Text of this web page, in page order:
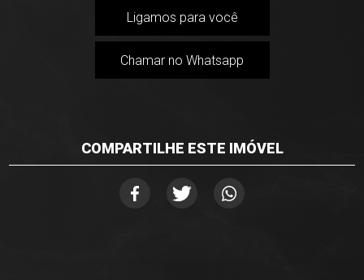
Ligamos para você
Chamar no Whatsapp
COMPARTILHE ESTE IMÓVEL